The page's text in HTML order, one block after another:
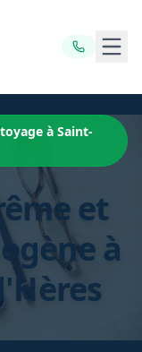
à Saint-
et
à